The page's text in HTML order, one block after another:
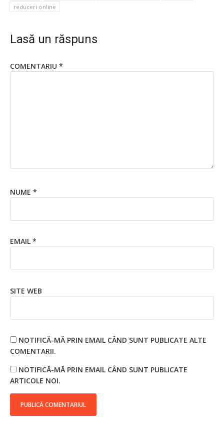
reduceri online
Lasă un răspuns
COMENTARIU *
NUME *
EMAIL *
SITE WEB
NOTIFICĂ-MĂ PRIN EMAIL CÂND SUNT PUBLICATE ALTE
COMENTARII.
NOTIFICĂ-MĂ PRIN EMAIL CÂND SUNT PUBLICATE
ARTICOLE NOI.